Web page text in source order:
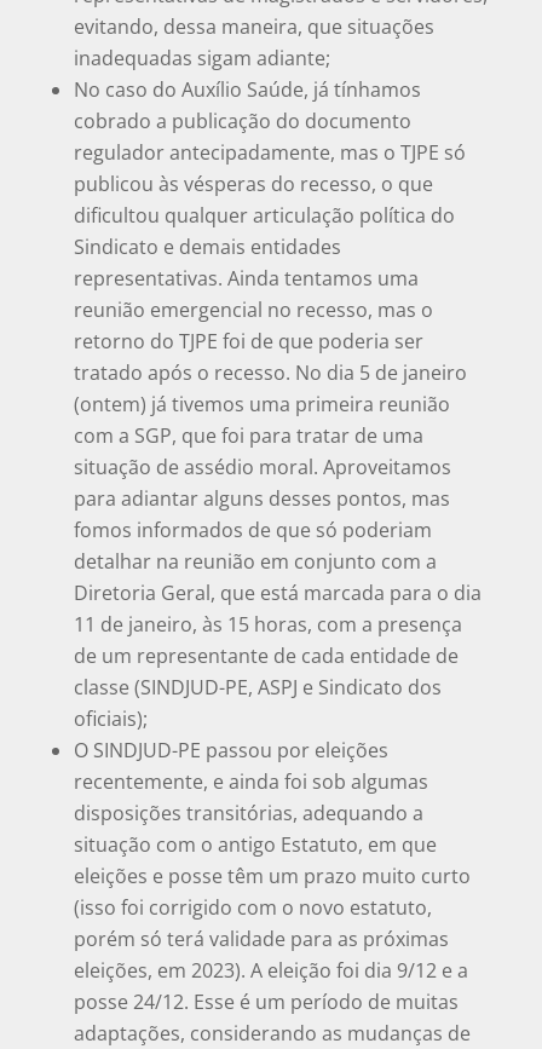
evitando, dessa maneira, que situações
inadequadas sigam adiante;
No caso do Auxílio Saúde, já tínhamos
cobrado a publicação do documento
regulador antecipadamente, mas o TJPE só
publicou às vésperas do recesso, o que
dificultou qualquer articulação política do
Sindicato e demais entidades
representativas. Ainda tentamos uma
reunião emergencial no recesso, mas o
retorno do TJPE foi de que poderia ser
tratado após o recesso. No dia 5 de janeiro
(ontem) já tivemos uma primeira reunião
com a SGP, que foi para tratar de uma
situação de assédio moral. Aproveitamos
para adiantar alguns desses pontos, mas
fomos informados de que só poderiam
detalhar na reunião em conjunto com a
Diretoria Geral, que está marcada para o dia
11 de janeiro, às 15 horas, com a presença
de um representante de cada entidade de
classe (SINDJUD-PE, ASPJ e Sindicato dos
oficiais);
O SINDJUD-PE passou por eleições
recentemente, e ainda foi sob algumas
disposições transitórias, adequando a
situação com o antigo Estatuto, em que
eleições e posse têm um prazo muito curto
(isso foi corrigido com o novo estatuto,
porém só terá validade para as próximas
eleições, em 2023). A eleição foi dia 9/12 e a
posse 24/12. Esse é um período de muitas
adaptações, considerando as mudanças de